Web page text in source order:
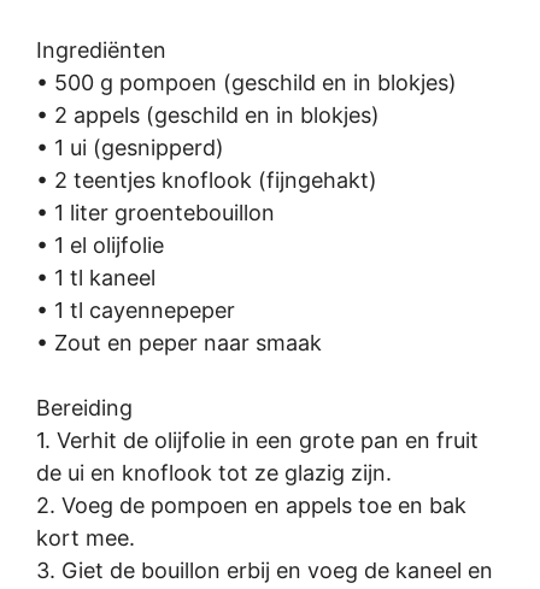
Ingrediënten
• 500 g pompoen (geschild en in blokjes)
• 2 appels (geschild en in blokjes)
• 1 ui (gesnipperd)
• 2 teentjes knoflook (fijngehakt)
• 1 liter groentebouillon
• 1 el olijfolie
• 1 tl kaneel
• 1 tl cayennepeper
• Zout en peper naar smaak
Bereiding
1. Verhit de olijfolie in een grote pan en fruit
de ui en knoflook tot ze glazig zijn.
2. Voeg de pompoen en appels toe en bak
kort mee.
3. Giet de bouillon erbij en voeg de kaneel en